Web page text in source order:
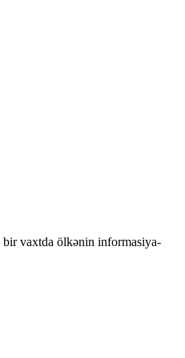
bir vaxtda ölkənin informasiya-